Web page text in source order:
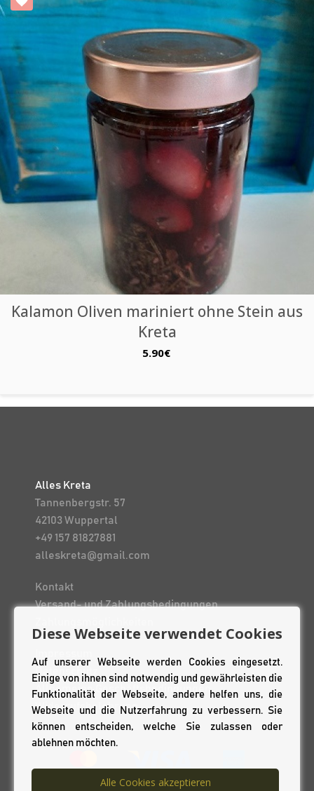
Diese Webseite verwendet Cookies
Auf unserer Webseite werden Cookies eingesetzt.
Einige von ihnen sind notwendig und gewährleisten die
Funktionalität der Webseite, andere helfen uns, die
Webseite und die Nutzerfahrung zu verbessern. Sie
können entscheiden, welche Sie zulassen oder
ablehnen möchten.
Alle Cookies akzeptieren
Kalamon Oliven mariniert ohne Stein aus
Kreta
5.90€
Alles Kreta
Tannenbergstr. 57
42103 Wuppertal
+49 157 81827881
alleskreta@gmail.com
Kontakt
Versand- und Zahlungsbedingungen
Datenschutz
Allgemeine Geschäftsbedingungen
Widerrufsbelehrung